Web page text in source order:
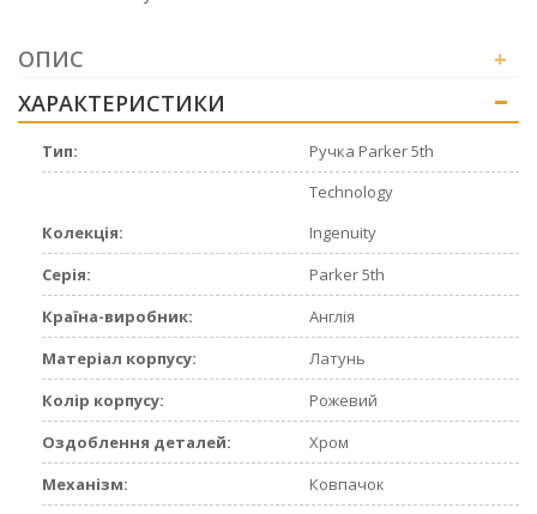
ОПИС
+
ХАРАКТЕРИСТИКИ
Тип:
Ручка Parker 5th
Technology
Колекція:
Ingenuity
Серія:
Parker 5th
Країна-виробник:
Англія
Матеріал корпусу:
Латунь
Колір корпусу:
Рожевий
Оздоблення деталей:
Хром
Механізм:
Ковпачок